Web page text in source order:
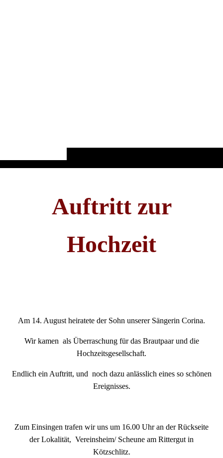
Auftritt zur
Hochzeit
Am 14. August heiratete der Sohn unserer Sängerin Corina.
Wir kamen als Überraschung für das Brautpaar und die
Hochzeitsgesellschaft.
Endlich ein Auftritt, und noch dazu anlässlich eines so schönen
Ereignisses.
Zum Einsingen trafen wir uns um 16.00 Uhr an der Rückseite
der Lokalität, Vereinsheim/ Scheune am Rittergut in
Kötzschlitz.